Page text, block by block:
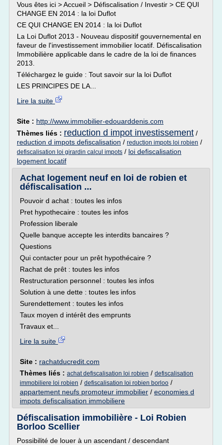
Vous êtes ici > Accueil > Défiscalisation / Investir > CE QUI
CHANGE EN 2014 : la loi Duflot
CE QUI CHANGE EN 2014 : la loi Duflot
La Loi Duflot 2013 - Nouveau dispositif gouvernemental en
faveur de l'investissement immobilier locatif. Défiscalisation
Immobilière applicable dans le cadre de la loi de finances
2013.
Téléchargez le guide : Tout savoir sur la loi Duflot
LES PRINCIPES DE LA...
Lire la suite
Site : http://www.immobilier-edouarddenis.com
Thèmes liés : reduction d impot investissement /
reduction d impots defiscalisation / reduction impots loi robien /
defiscalisation loi girardin calcul impots / loi defiscalisation
logement locatif
Achat logement neuf en loi de robien et
défiscalisation ...
Pouvoir d achat : toutes les infos
Pret hypothecaire : toutes les infos
Profession liberale
Quelle banque accepte les interdits bancaires ?
Questions
Qui contacter pour un prêt hypothécaire ?
Rachat de prêt : toutes les infos
Restructuration personnel : toutes les infos
Solution à une dette : toutes les infos
Surendettement : toutes les infos
Taux moyen d intérêt des emprunts
Travaux et...
Lire la suite
Site : rachatducredit.com
Thèmes liés : achat defiscalisation loi robien / defiscalisation
immobiliere loi robien / defiscalisation loi robien borloo /
appartement neufs promoteur immobilier / economies d
impots defiscalisation immobiliere
Défiscalisation immobilière - Loi Robien
Borloo Scellier
Possibilité de louer à un ascendant / descendant